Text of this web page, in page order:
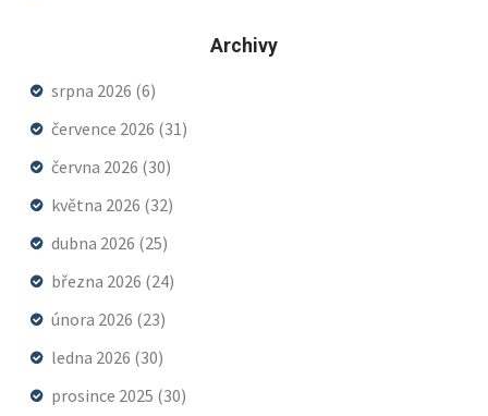
Archivy
srpna 2026 (6)
července 2026 (31)
června 2026 (30)
května 2026 (32)
dubna 2026 (25)
března 2026 (24)
února 2026 (23)
ledna 2026 (30)
prosince 2025 (30)